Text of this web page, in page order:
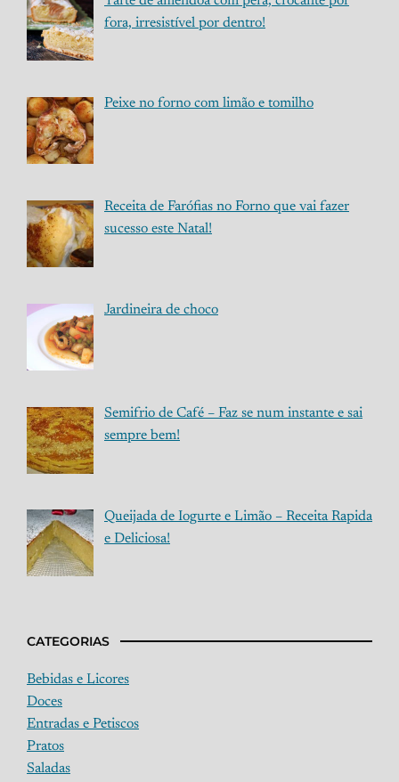
fora, irresistível por dentro!
Peixe no forno com limão e tomilho
Receita de Farófias no Forno que vai fazer
sucesso este Natal!
Jardineira de choco
Semifrio de Café – Faz se num instante e sai
sempre bem!
Queijada de Iogurte e Limão – Receita Rapida
e Deliciosa!
CATEGORIAS
Bebidas e Licores
Doces
Entradas e Petiscos
Pratos
Saladas